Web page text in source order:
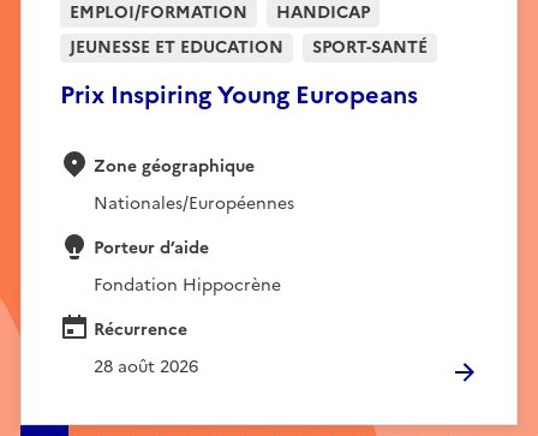
Prix Inspiring Young Europeans
EMPLOI/FORMATION
HANDICAP
JEUNESSE ET EDUCATION
SPORT-SANTÉ
Zone géographique
Nationales/Européennes
Porteur d’aide
Fondation Hippocrène
Récurrence
28 août 2026